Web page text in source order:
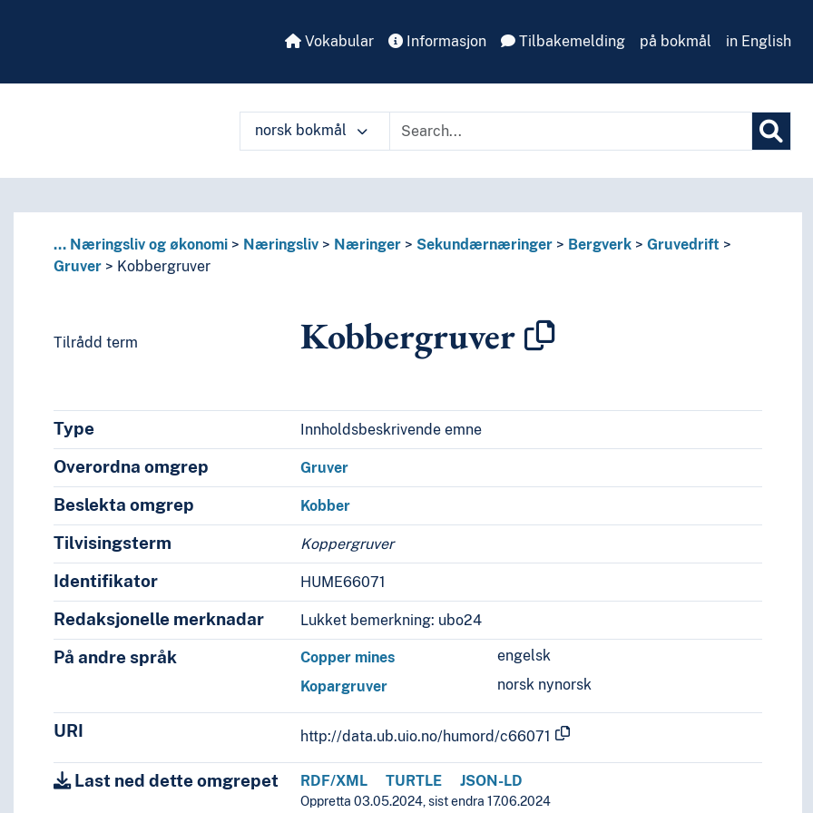
Vokabular Informasjon Tilbakemelding på bokmål in English
norsk bokmål
... Næringsliv og økonomi Næringsliv Næringer Sekundærnæringer Bergverk
Gruvedrift
Gruver
Kobbergruver
Tilrådd term Kobbergruver
Type Innholdsbeskrivende emne
Overordna omgrep Gruver
Beslekta omgrep Kobber
Tilvisingsterm Koppergruver
Identifikator HUME66071
Redaksjonelle merknadar Lukket bemerkning: ubo24
På andre språk engelsk
Copper mines
norsk nynorsk
Kopargruver
URI http://data.ub.uio.no/humord/c66071
Last ned dette omgrepet RDF/XML TURTLE JSON-LD
Oppretta 03.05.2024, sist endra 17.06.2024